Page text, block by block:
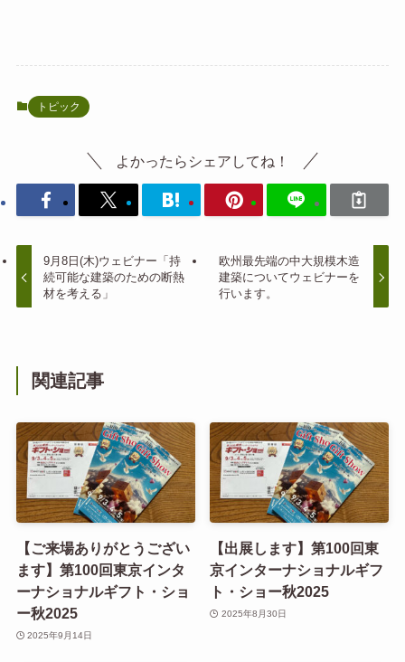
トピック
よかったらシェアしてね！
9月8日(木)ウェビナー「持
続可能な建築のための断熱
材を考える」
欧州最先端の中大規模木造
建築についてウェビナーを
行います。
関連記事
【ご来場ありがとうござい
ます】第100回東京インタ
ーナショナルギフト・ショ
ー秋2025
2025年9月14日
【出展します】第100回東
京インターナショナルギフ
ト・ショー秋2025
2025年8月30日